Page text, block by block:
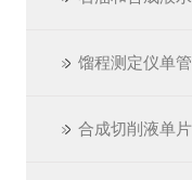
馏程测定仪单管